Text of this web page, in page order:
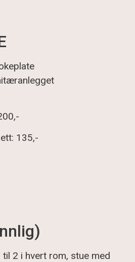
135,-
2 i hvert rom, stue med